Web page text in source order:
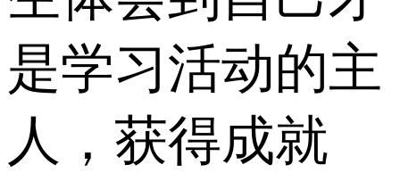
是学习活动的主
人，获得成就